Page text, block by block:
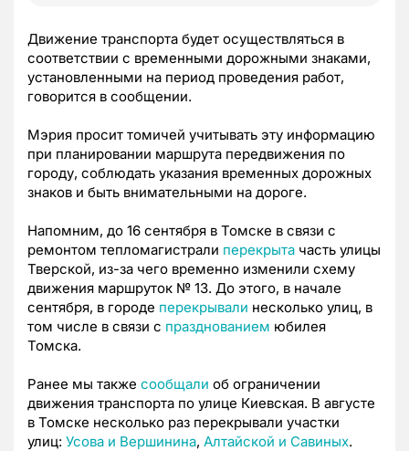
Движение транспорта будет осуществляться в
соответствии с временными дорожными знаками,
установленными на период проведения работ,
говорится в сообщении.
Мэрия просит томичей учитывать эту информацию
при планировании маршрута передвижения по
городу, соблюдать указания временных дорожных
знаков и быть внимательными на дороге.
Напомним, до 16 сентября в Томске в связи с
ремонтом тепломагистрали перекрыта часть улицы
Тверской, из-за чего временно изменили схему
движения маршруток № 13. До этого, в начале
сентября, в городе перекрывали несколько улиц, в
том числе в связи с празднованием юбилея
Томска.
Ранее мы также сообщали об ограничении
движения транспорта по улице Киевская. В августе
в Томске несколько раз перекрывали участки
улиц: Усова и Вершинина, Алтайской и Савиных.